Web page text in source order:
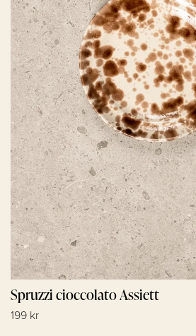
Spruzzi cioccolato Assiett
199 kr